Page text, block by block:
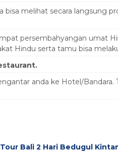
bisa melihat secara langsung
persembahyangan umat
Hindu serta tamu bisa
anda ke Hotel/Bandara.
Bali 2 Hari Bedugul